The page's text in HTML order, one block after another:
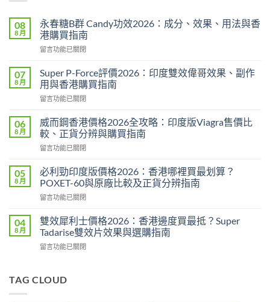
08
8 月
永春糖B群 Candy功效2026：成分、效果、用法與香
港購買指南
在
春
糖
B
群
功
效
2026：
成
效
果、
法
香
港
購
中
留言功能已關閉
07
8 月
Super P-Force評價2026：印度雙效偉哥效果、副作
用與香港購買指南
在
P-
Force
評
價
印
度
效
哥
效
副
與
留言功能已關閉
06
8 月
威而鋼香港價格2026全攻略：印度版Viagra售價比
較、正貨分辨與購買指南
在
而
鋼
香
港
格
2026
攻
度
留言功能已關閉
05
8 月
必利勁印度版價格2026：香港哪裡買最划算？
POXET-60與原廠比較及正貨分辨指南
在
利
勁
印
度
格
留言功能已關閉
04
8 月
雙效犀利士價格2026：香港邊度買最抵？Super
Tadarise雙效片效果與選購指南
在
犀
留言功能已關閉
TAG CLOUD